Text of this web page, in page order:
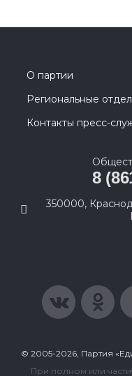
О партии
Региональные
Контакты пресс-
8
350000,
© 2005-2026, Партия
При полном или